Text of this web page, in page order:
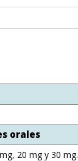
orales
20 mg y 30 mg.